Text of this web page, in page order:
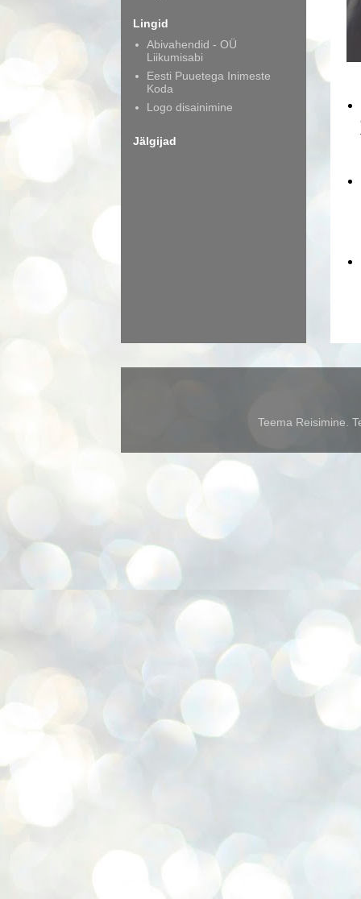
Lingid
Abivahendid - OÜ
Liikumisabi
Eesti Puuetega Inimeste
Koda
Logo disainimine
Jälgijad
Teema Reisimine.